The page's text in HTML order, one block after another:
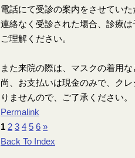
電話にて受診の案内をさせていた
連絡なく受診された場合、診療
ご理解ください。
また来院の際は、マスクの着用
尚、お支払いは現金のみで、ク
りませんので、ご了承ください。
Permalink
1 2 3 4 5 6 »
Back To Index